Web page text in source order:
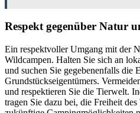
Respekt gegenüber Natur
Ein respektvoller Umgang mit der
Wildcampen. Halten Sie sich an
und suchen Sie gegebenenfalls die
Grundstückseigentümers.
und respektieren Sie die Tierwelt.
tragen Sie dazu bei, die Freiheit